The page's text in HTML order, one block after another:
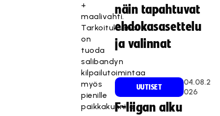
+
maalivahti.
Tarkoituksena
on
tuoda
salibandyn
kilpailutoimintaa
myös
pienille
paikkakunnille.
näin tapahtuvat
ehdokasasettelu
ja valinnat
UUTISET
04.08.2
026
F-liigan alku